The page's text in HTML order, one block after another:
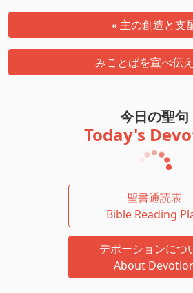
« 主の創造と支
みことばを宣べ伝
今日の聖句
Today's
聖書通読表
Bible Reading
デボーションにつ
About